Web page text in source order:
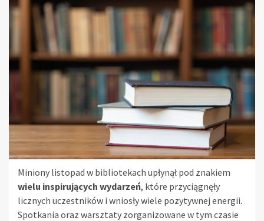
Miniony listopad w bibliotekach upłynął pod znakiem
wielu inspirujących wydarzeń, które przyciągnęły
licznych uczestników i wniosły wiele pozytywnej energii.
Spotkania oraz warsztaty zorganizowane w tym czasie